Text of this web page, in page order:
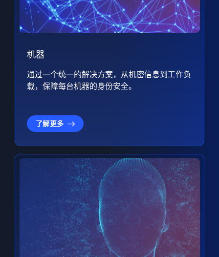
机器
通过一个统一的解决方案，从机密信息到工作负
载，保障每台机器的身份安全。
了解更多